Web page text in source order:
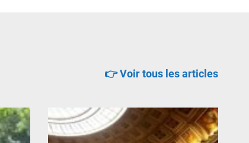
👉 Voir tous les articles